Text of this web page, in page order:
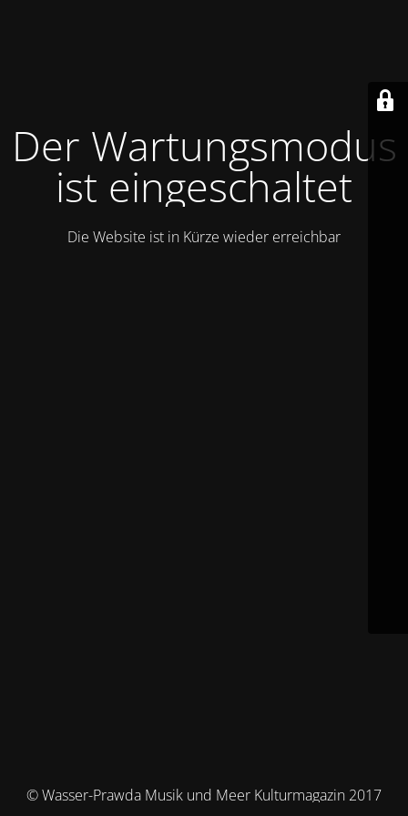
Der Wartungsmodus
ist eingeschaltet
Die Website ist in Kürze wieder erreichbar
© Wasser-Prawda Musik und Meer Kulturmagazin 2017